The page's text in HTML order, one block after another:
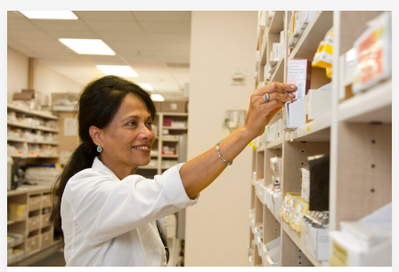
comment
bénéficier
lorsque
vous
êtes
demandeur
d’emploi
?